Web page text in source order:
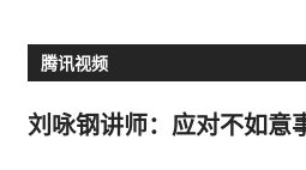
腾讯视频
刘咏钢讲师：应对不如意